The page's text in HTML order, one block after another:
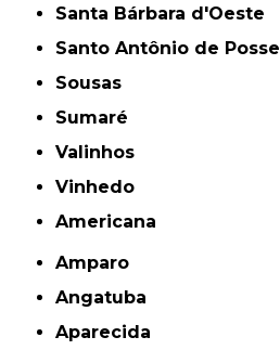
Santa Bárbara d'Oeste
Santo Antônio de Posse
Sousas
Sumaré
Valinhos
Vinhedo
americana
Amparo
Angatuba
Aparecida